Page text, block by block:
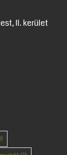
II. kerület